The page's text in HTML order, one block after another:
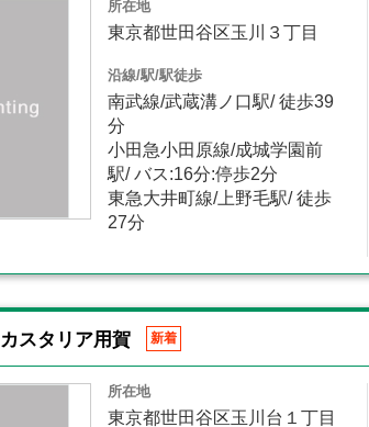
所在地
東京都世田谷区玉川３丁目
沿線/駅/駅徒歩
南武線/武蔵溝ノ口駅/ 徒歩39
分
小田急小田原線/成城学園前
駅/ バス:16分:停歩2分
東急大井町線/上野毛駅/ 徒歩
27分
カスタリア用賀 新着
所在地
東京都世田谷区玉川台１丁目